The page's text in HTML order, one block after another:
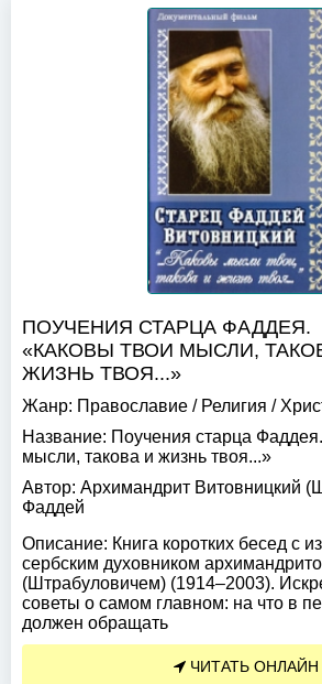
ПОУЧЕНИЯ СТАРЦА ФАДДЕЯ.
«КАКОВЫ ТВОИ МЫСЛИ,
ЖИЗНЬ ТВОЯ...»
Жанр: Православие / Религия /
Название: Поучения старца
мысли, такова и жизнь твоя...»
Автор: Архимандрит Витовницкий
Фаддей
Описание: Книга коротких бесед с
сербским духовником
(Штрабуловичем) (1914–2003).
советы о самом главном: на что в
должен обращать
ЧИТАТЬ ОНЛАЙН